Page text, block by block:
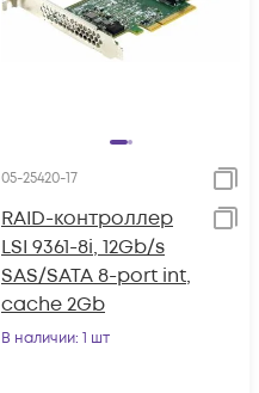
05-25420-17
RAID-контроллер
LSI 9361-8i, 12Gb/s
SAS/SATA 8-port int,
cache 2Gb
В наличии: 1 шт